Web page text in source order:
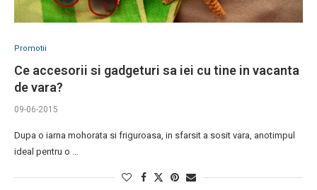
Promotii
Ce accesorii si gadgeturi sa iei cu tine in vacanta
de vara?
09-06-2015
Dupa o iarna mohorata si friguroasa, in sfarsit a sosit vara, anotimpul
ideal pentru o …